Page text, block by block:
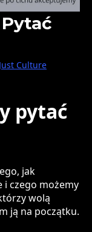
Culture
pytać
jak
i czego możemy
wolą
ją na początku.